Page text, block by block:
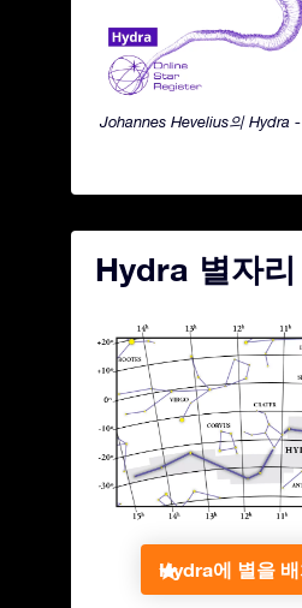
Johannes Hevelius의 Hydra
Hydra 별자
Hydra에 별을